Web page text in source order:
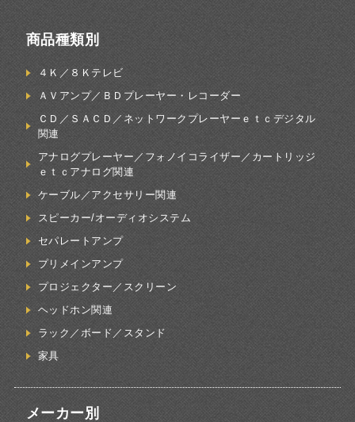
商品種類別
４Ｋ／８Ｋテレビ
ＡＶアンプ／ＢＤプレーヤー・レコーダー
ＣＤ／ＳＡＣＤ／ネットワークプレーヤーｅｔｃデジタル
関連
アナログプレーヤー／フォノイコライザー／カートリッジ
ｅｔｃアナログ関連
ケーブル／アクセサリー関連
スピーカー/オーディオシステム
セパレートアンプ
プリメインアンプ
プロジェクター／スクリーン
ヘッドホン関連
ラック／ボード／スタンド
家具
メーカー別